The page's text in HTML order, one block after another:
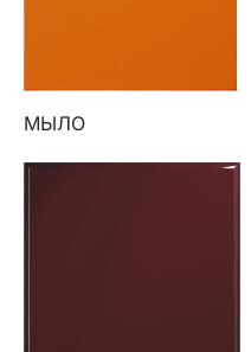
МЫЛО